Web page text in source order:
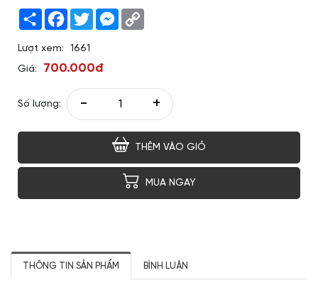
Share Facebook
TwitterMessenger
Lượt xem:
1661
Giá:
700.000đ
Số lượng: - +
THÊM VÀO GIỎ
MUA NGAY
THÔNG TIN SẢN PHẨM BÌNH LUẬN